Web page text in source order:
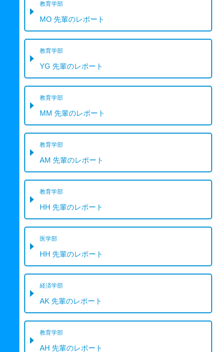
教育学部
MO 先輩のレポート
教育学部
YG 先輩のレポート
教育学部
MM 先輩のレポート
教育学部
AM 先輩のレポート
教育学部
HH 先輩のレポート
医学部
HH 先輩のレポート
経済学部
AK 先輩のレポート
教育学部
AH 先輩のレポート